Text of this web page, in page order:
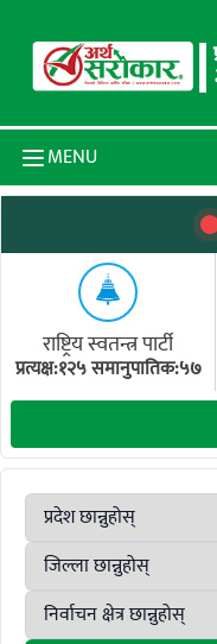
MENU
राष्ट्रिय स्वतन्त्र पार्टी
प्रत्यक्ष:१२५ समानुपातिक:५७